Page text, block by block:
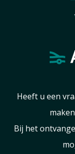
Heeft u een
Bij het